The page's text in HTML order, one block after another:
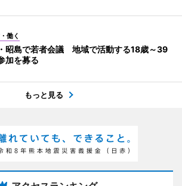
働く
昭島で若者会議 地域で活動する18歳～39
加を募る
もっと見る